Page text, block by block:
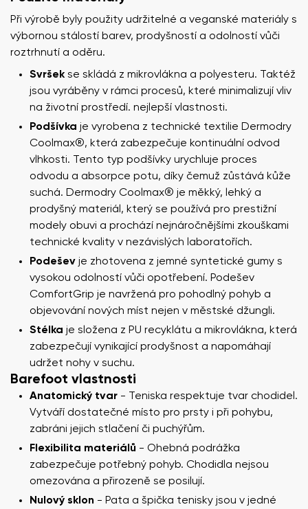
Při výrobě byly použity udržitelné a veganské materiály s
výbornou stálostí barev, prodyšností a odolností vůči
roztrhnutí a oděru.
Svršek se skládá z mikrovlákna a polyesteru. Taktéž
jsou vyráběny v rámci procesů, které minimalizují vliv
na životní prostředí. nejlepší vlastnosti.
Podšívka je vyrobena z technické textilie Dermodry
Coolmax®, která zabezpečuje kontinuální odvod
vlhkosti. Tento typ podšívky urychluje proces
odvodu a absorpce potu, díky čemuž zůstává kůže
suchá. Dermodry Coolmax® je měkký, lehký a
prodyšný materiál, který se používá pro prestižní
modely obuvi a prochází nejnáročnějšími zkouškami
technické kvality v nezávislých laboratořích.
Podešev je zhotovena z jemné syntetické gumy s
vysokou odolností vůči opotřebení. Podešev
ComfortGrip je navržená pro pohodlný pohyb a
objevování nových míst nejen v městské džungli.
Stélka je složena z PU recyklátu a mikrovlákna, která
zabezpečují vynikající prodyšnost a napomáhají
udržet nohy v suchu.
Barefoot vlastnosti
Anatomický tvar - Teniska respektuje tvar chodidel.
Vytváří dostatečné místo pro prsty i při pohybu,
zabráni jejich stlačení či puchýřům.
Flexibilita materiálů - Ohebná podrážka
zabezpečuje potřebný pohyb. Chodidla nejsou
omezována a přirozeně se posilují.
Nulový sklon - Pata a špička tenisky jsou v jedné